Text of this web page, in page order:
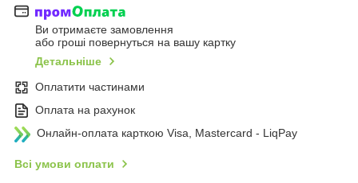
Ви отримаєте замовлення
або гроші повернуться на вашу картку
Детальніше
Оплатити частинами
Оплата на рахунок
Онлайн-оплата карткою Visa, Mastercard - LiqPay
Всі умови оплати